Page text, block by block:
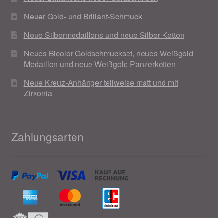
Magisches und Festliches zu Halloween 2021
Magisches und Festliches zu Halloween 2022
Ostergeschenke finden für Ostern 2017
Ostergeschenke finden für Ostern 2018
Neuer Gold- und Brillant-Schmuck
Neue Silbermedaillons und neue Silber Ketten
Neues Bicolor Goldschmuckset, neues Weißgold
Medaillon und neue Weißgold Panzerketten
Neue Kreuz-Anhänger teilweise matt und mit
Zirkonia
Zahlungsarten